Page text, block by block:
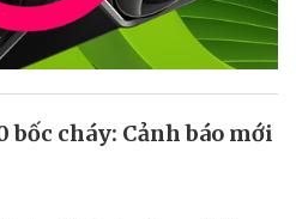
bốc cháy: Cảnh báo mới